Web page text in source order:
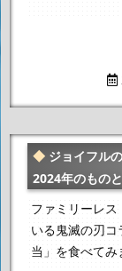
ジョイフル
2024年のもの
ファミリーレ
いる鬼滅の刃コ
当」を食べてみ